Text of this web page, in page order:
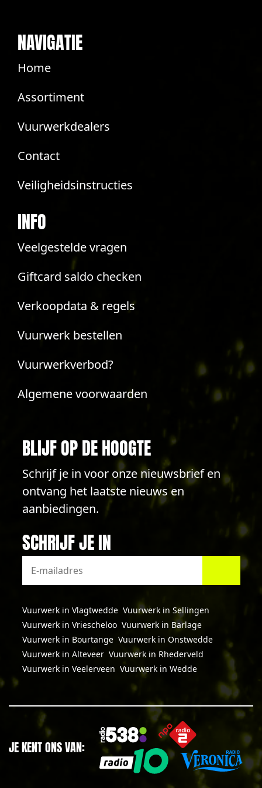
NAVIGATIE
Home
Assortiment
Vuurwerkdealers
Contact
Veiligheidsinstructies
INFO
Veelgestelde vragen
Giftcard saldo checken
Verkoopdata & regels
Vuurwerk bestellen
Vuurwerkverbod?
Algemene voorwaarden
BLIJF OP DE HOOGTE
Schrijf je in voor onze nieuwsbrief en
ontvang het laatste nieuws en
aanbiedingen.
SCHRIJF JE IN
Vuurwerk in Vlagtwedde Vuurwerk in Sellingen
Vuurwerk in Vriescheloo Vuurwerk in Barlage
Vuurwerk in Bourtange Vuurwerk in Onstwedde
Vuurwerk in Alteveer Vuurwerk in Rhederveld
Vuurwerk in Veelerveen Vuurwerk in Wedde
JE KENT ONS VAN: